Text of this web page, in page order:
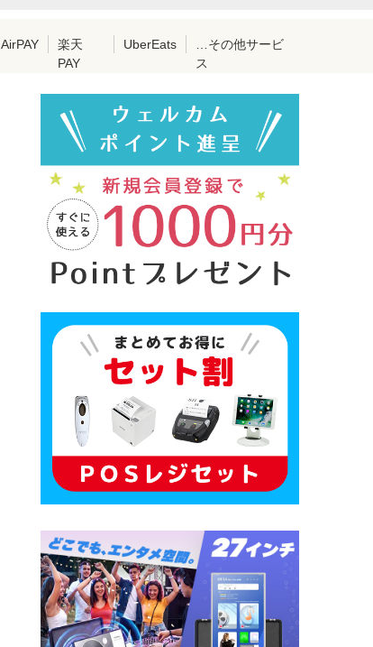
AirPAY
楽天
PAY
UberEats
…その他サービ
ス